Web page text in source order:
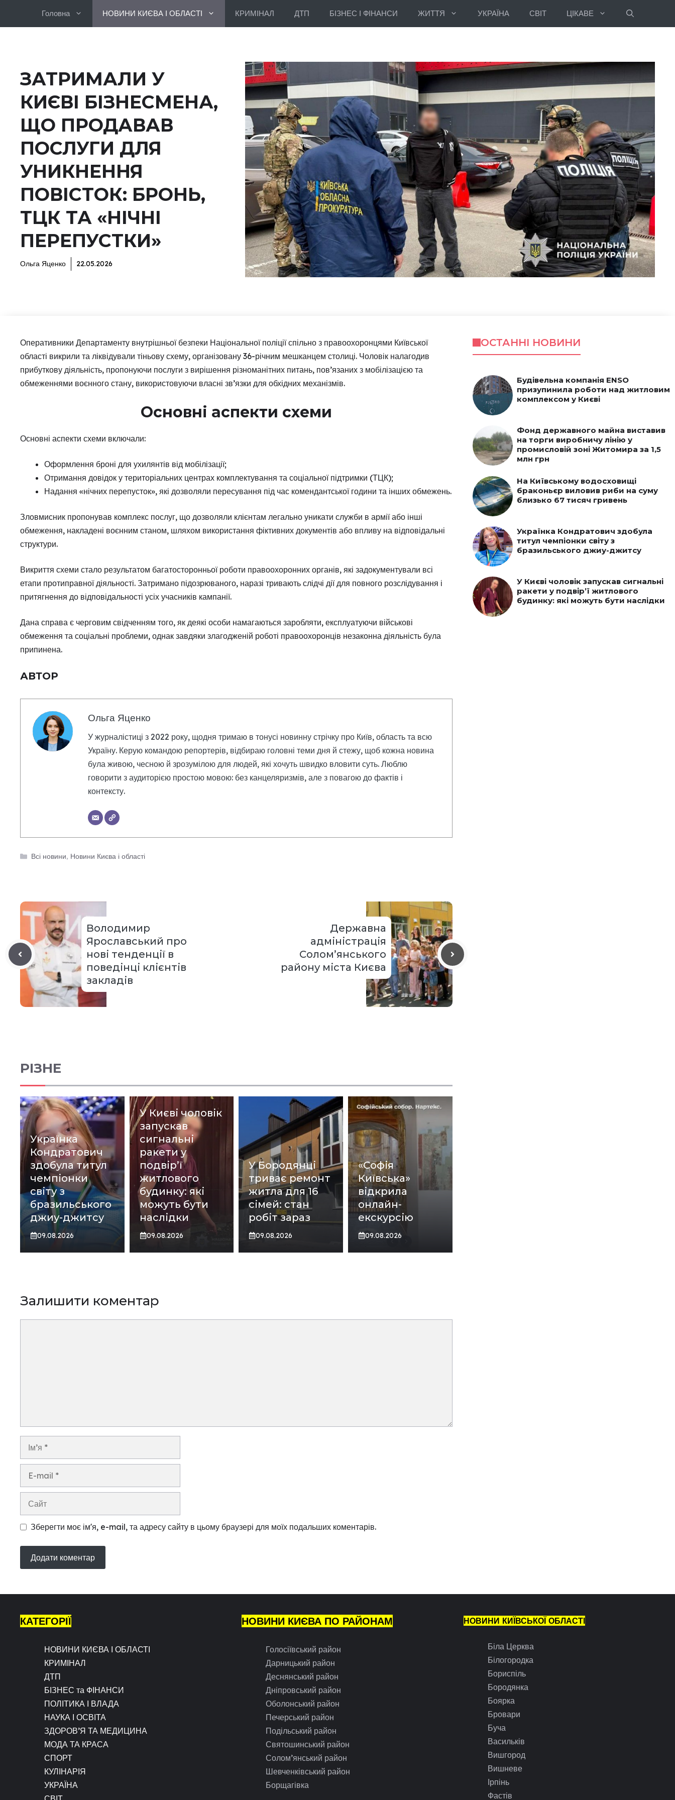
Головна НОВИНИ КИЄВА І ОБЛАСТІ КРИМІНАЛ ДТП БІЗНЕС І ФІНАНСИ ЖИТТЯ УКРАЇНА СВІТ ЦІКАВЕ
ЗАТРИМАЛИ У
КИЄВІ БІЗНЕСМЕНА,
ЩО ПРОДАВАВ
ПОСЛУГИ ДЛЯ
УНИКНЕННЯ
ПОВІСТОК: БРОНЬ,
ТЦК ТА «НІЧНІ
ПЕРЕПУСТКИ»
Ольга Яценко 22.05.2026
Оперативники Департаменту внутрішньої безпеки Національної поліції спільно з правоохоронцями Київської
області викрили та ліквідували тіньову схему, організовану 36-річним мешканцем столиці. Чоловік налагодив
прибуткову діяльність, пропонуючи послуги з вирішення різноманітних питань, пов’язаних з мобілізацією та
обмеженнями воєнного стану, використовуючи власні зв’язки для обхідних механізмів.
Основні аспекти схеми
Основні аспекти схеми включали:
Оформлення броні для ухилянтів від мобілізації;
Отримання довідок у територіальних центрах комплектування та соціальної підтримки (ТЦК);
Надання «нічних перепусток», які дозволяли пересування під час комендантської години та інших обмежень.
Зловмисник пропонував комплекс послуг, що дозволяли клієнтам легально уникати служби в армії або інші
обмеження, накладені воєнним станом, шляхом використання фіктивних документів або впливу на відповідальні
структури.
Викриття схеми стало результатом багатосторонньої роботи правоохоронних органів, які задокументували всі
етапи протиправної діяльності. Затримано підозрюваного, наразі тривають слідчі дії для повного розслідування і
притягнення до відповідальності усіх учасників кампанії.
Дана справа є черговим свідченням того, як деякі особи намагаються заробляти, експлуатуючи військові
обмеження та соціальні проблеми, однак завдяки злагодженій роботі правоохоронців незаконна діяльність була
припинена.
АВТОР
Ольга Яценко
У журналістиці з 2022 року, щодня тримаю в тонусі новинну стрічку про Київ, область та всю
Україну. Керую командою репортерів, відбираю головні теми дня й стежу, щоб кожна новина
була живою, чесною й зрозумілою для людей, які хочуть швидко вловити суть. Люблю
говорити з аудиторією простою мовою: без канцеляризмів, але з повагою до фактів і
контексту.
Категорії
Всі новини, Новини Києва і області
Володимир
Ярославський про
нові тенденції в
поведінці клієнтів
закладів
Державна
адміністрація
Солом’янського
району міста Києва
РІЗНЕ
Українка
Кондратович
здобула титул
чемпіонки
світу з
бразильського
джиу-джитсу
09.08.2026
У Києві чоловік
запускав
сигнальні
ракети у
подвір’ї
житлового
будинку: які
можуть бути
наслідки
09.08.2026
У Бородянці
триває ремонт
житла для 16
сімей: стан
робіт зараз
09.08.2026
«Софія
Київська»
відкрила
онлайн-
екскурсію
09.08.2026
Залишити коментар
Зберегти моє ім'я, e-mail, та адресу сайту в цьому браузері для моїх подальших коментарів.
ОСТАННІ НОВИНИ
Будівельна компанія ENSO
призупинила роботи над житловим
комплексом у Києві
Фонд державного майна виставив
на торги виробничу лінію у
промисловій зоні Житомира за 1,5
млн грн
На Київському водосховищі
браконьєр виловив риби на суму
близько 67 тисяч гривень
Українка Кондратович здобула
титул чемпіонки світу з
бразильського джиу-джитсу
У Києві чоловік запускав сигнальні
ракети у подвір’ї житлового
будинку: які можуть бути наслідки
КАТЕГОРІЇ
НОВИНИ КИЄВА І ОБЛАСТІ
КРИМІНАЛ
ДТП
БІЗНЕС та ФІНАНСИ
ПОЛІТИКА І ВЛАДА
НАУКА І ОСВІТА
ЗДОРОВ’Я ТА МЕДИЦИНА
МОДА ТА КРАСА
СПОРТ
КУЛІНАРІЯ
УКРАЇНА
НОВИНИ КИЄВА ПО РАЙОНАМ
Голосіївський район
Дарницький район
Деснянський район
Дніпровський район
Оболонський район
Печерський район
Подільський район
Святошинський район
Солом’янський район
Шевченківський район
Борщагівка
НОВИНИ КИЇВСЬКОЇ ОБЛАСТІ
Біла Церква
Білогородка
Бориспіль
Бородянка
Боярка
Бровари
Буча
Васильків
Вишгород
Вишневе
Ірпінь
Фастів